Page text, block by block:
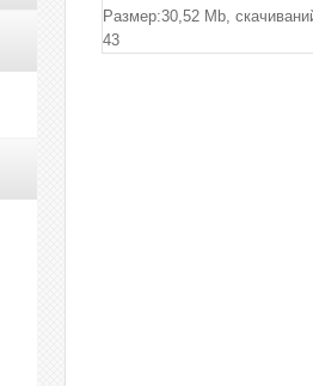
Размер:30,52 Mb,
43